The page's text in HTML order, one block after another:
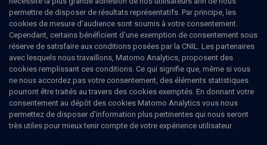
Ajouter Partager J’aime
permettre de disposer de résultats représentatifs. Par principe, les
cookies de mesure d’audience sont soumis à votre consentement.
Cependant, certains bénéficient d’une exemption de consentement sous
réserve de satisfaire aux conditions posées par la CNIL. Les partenaires
avec lesquels nous travaillons, Matomo Analytics, proposent des
cookies remplissant ces conditions. Ce qui signifie que, même si vous
ne nous accordez pas votre consentement, des éléments statistiques
pourront être traités au travers des cookies exemptés. En donnant votre
consentement au dépôt des cookies Matomo Analytics vous nous
permettez de disposer d’information plus pertinentes qui nous seront
très utiles pour mieux tenir compte de votre expérience utilisateur.